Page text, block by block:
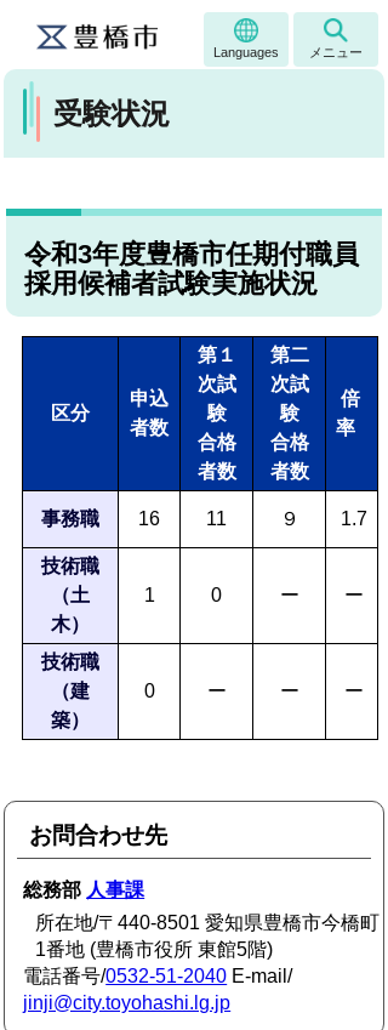
Languages メニュー
受験状況
令和3年度豊橋市任期付職員
採用候補者試験実施状況
区分
申込
者数
第１
次試
験
合格
者数
第二
次試
験
合格
者数
倍
率
事務職 16 11 ９ 1.7
技術職
（土
木）
1 0 ー ー
技術職
（建
築）
0 ー ー ー
お問合わせ先
総務部 人事課
所在地/〒440-8501 愛知県豊橋市今橋町
1番地 (豊橋市役所 東館5階)
電話番号/0532-51-2040 E-mail/
jinji@city.toyohashi.lg.jp